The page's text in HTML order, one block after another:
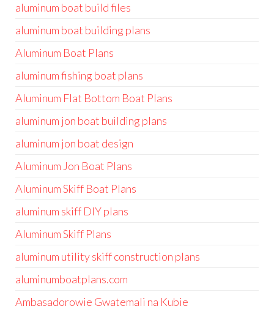
aluminum boat build files
aluminum boat building plans
Aluminum Boat Plans
aluminum fishing boat plans
Aluminum Flat Bottom Boat Plans
aluminum jon boat building plans
aluminum jon boat design
Aluminum Jon Boat Plans
Aluminum Skiff Boat Plans
aluminum skiff DIY plans
Aluminum Skiff Plans
aluminum utility skiff construction plans
aluminumboatplans.com
Ambasadorowie Gwatemali na Kubie